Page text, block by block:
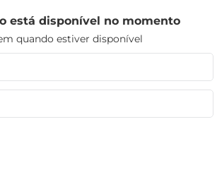
está disponível no momento
quando estiver disponível